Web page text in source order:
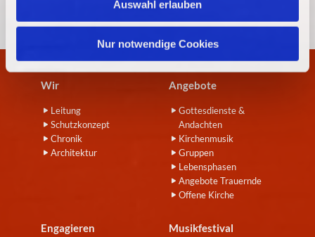
Auswahl erlauben
Nur notwendige Cookies
Wir
Leitung
Schutzkonzept
Chronik
Architektur
Angebote
Gottesdienste &
Andachten
Kirchenmusik
Gruppen
Lebensphasen
Angebote Trauernde
Offene Kirche
Engagieren Musikfestival